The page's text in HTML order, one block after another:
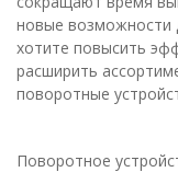
новые возможности
хотите повысить
расширить
поворотные
Поворотное